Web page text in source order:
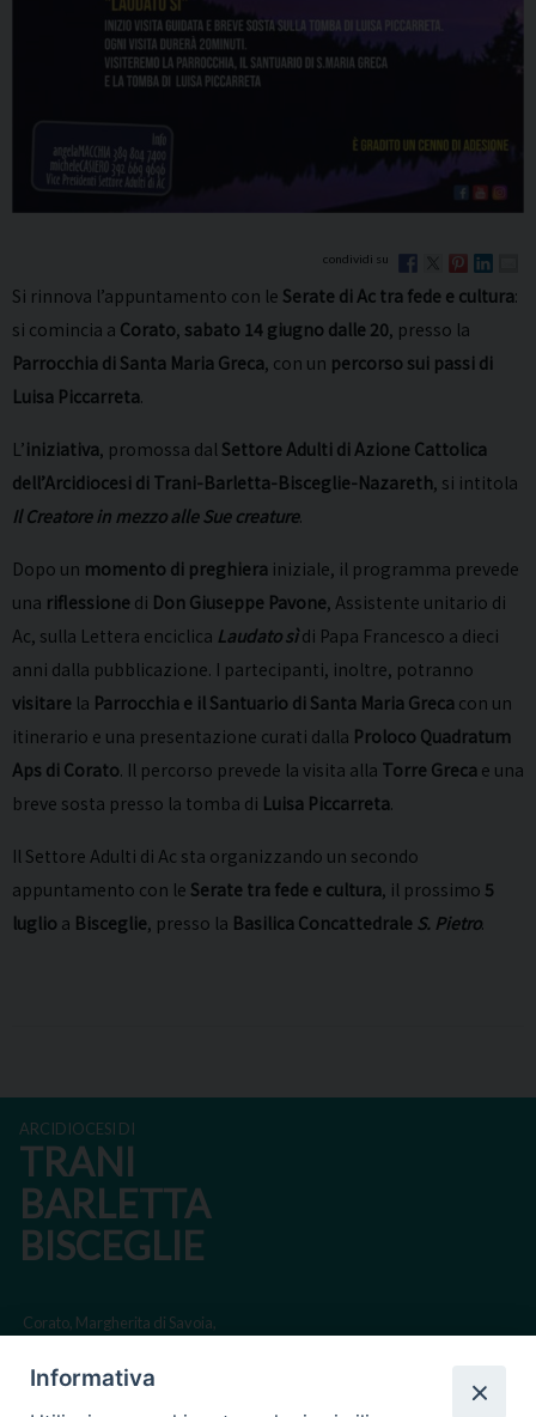
Si rinnova l’appuntamento con le Serate di Ac tra fede e cultura:
si comincia a Corato, sabato 14 giugno dalle 20, presso la
Parrocchia di Santa Maria Greca, con un percorso sui passi di
Luisa Piccarreta.
L’iniziativa, promossa dal Settore Adulti di Azione Cattolica
dell’Arcidiocesi di Trani-Barletta-Bisceglie-Nazareth, si intitola
Il Creatore in mezzo alle Sue creature.
Dopo un momento di preghiera iniziale, il programma prevede
una riflessione di Don Giuseppe Pavone, Assistente unitario di
Ac, sulla Lettera enciclica Laudato sìdi Papa Francesco a dieci
anni dalla pubblicazione. I partecipanti, inoltre, potranno
visitare la Parrocchia e il Santuario di Santa Maria Greca con un
itinerario e una presentazione curati dalla Proloco Quadratum
Aps di Corato. Il percorso prevede la visita alla Torre Greca e una
breve sosta presso la tomba di Luisa Piccarreta.
Il Settore Adulti di Ac sta organizzando un secondo
appuntamento con le Serate tra fede e cultura, il prossimo 5
luglio a Bisceglie, presso la Basilica Concattedrale S. Pietro.
ARCIDIOCESI DI
TRANI
BARLETTA
BISCEGLIE
Corato, Margherita di Savoia,
Informativa